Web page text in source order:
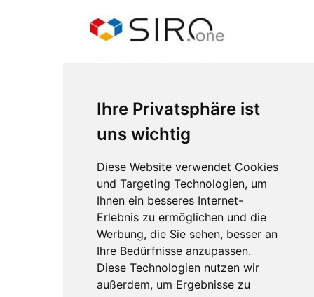
Ihre Privatsphäre ist
uns wichtig
Diese Website verwendet Cookies
und Targeting Technologien, um
Ihnen ein besseres Internet-
Erlebnis zu ermöglichen und die
Werbung, die Sie sehen, besser an
Ihre Bedürfnisse anzupassen.
Diese Technologien nutzen wir
außerdem, um Ergebnisse zu